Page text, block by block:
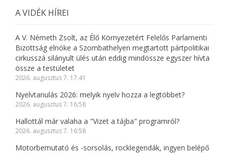
A VIDÉK HÍREI
A V. Németh Zsolt, az Élő Környezetért Felelős Parlamenti
Bizottság elnöke a Szombathelyen megtartott pártpolitikai
cirkusszá silányult ülés után eddig mindössze egyszer hívta
össze a testületet
2026. augusztus 7. 17:41
Nyelvtanulás 2026: melyik nyelv hozza a legtöbbet?
2026. augusztus 7. 16:58
Hallottál már valaha a "Vizet a tájba" programról?
2026. augusztus 7. 16:58
Motorbemutató és -sorsolás, rocklegendák, ingyen belépő